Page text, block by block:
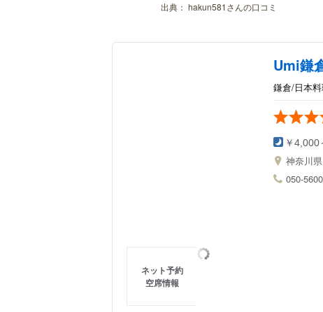
出典： hakun581さんの口コミ
Umi鎌
鎌倉/日本
￥4,000
神奈川県
050-
ネット予約
空席情報